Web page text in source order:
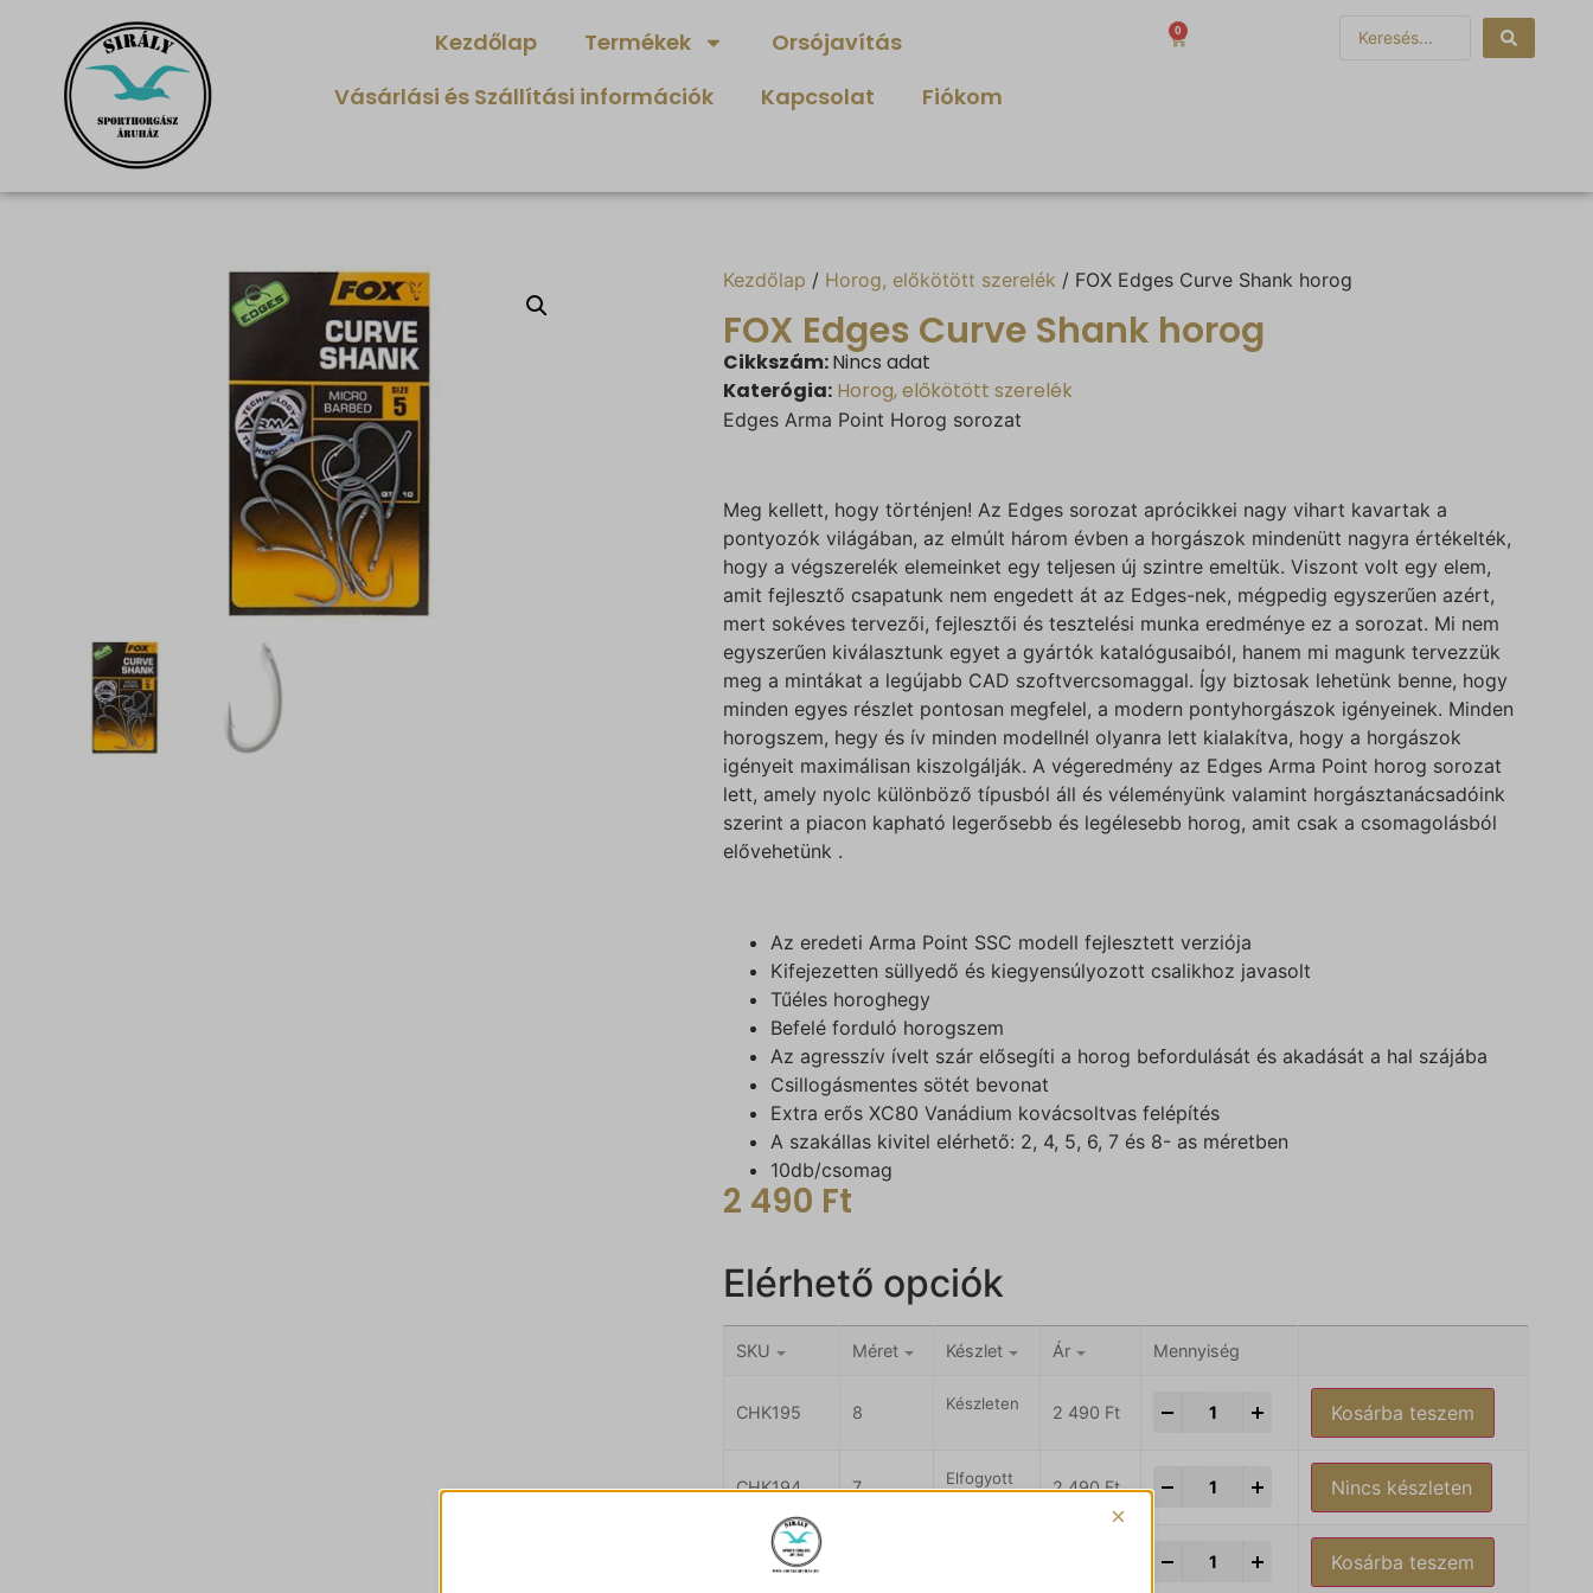
Kezdőlap Termékek
Orsójavítás
Vásárlási és Szállítási információk
Kapcsolat Fiókom
0
Kezdőlap / Horog, előkötött szerelék / FOX Edges Curve Shank horog
FOX Edges Curve Shank horog
Cikkszám:Nincs adat
Katerógia: Horog, előkötött szerelék
Edges Arma Point Horog sorozat
Meg kellett, hogy történjen! Az Edges sorozat aprócikkei nagy vihart kavartak a
pontyozók világában, az elmúlt három évben a horgászok mindenütt nagyra értékelték,
hogy a végszerelék elemeinket egy teljesen új szintre emeltük. Viszont volt egy elem,
amit fejlesztő csapatunk nem engedett át az Edges-nek, mégpedig egyszerűen azért,
mert sokéves tervezői, fejlesztői és tesztelési munka eredménye ez a sorozat. Mi nem
egyszerűen kiválasztunk egyet a gyártók katalógusaiból, hanem mi magunk tervezzük
meg a mintákat a legújabb CAD szoftvercsomaggal. Így biztosak lehetünk benne, hogy
minden egyes részlet pontosan megfelel, a modern pontyhorgászok igényeinek. Minden
horogszem, hegy és ív minden modellnél olyanra lett kialakítva, hogy a horgászok
igényeit maximálisan kiszolgálják. A végeredmény az Edges Arma Point horog sorozat
lett, amely nyolc különböző típusból áll és véleményünk valamint horgásztanácsadóink
szerint a piacon kapható legerősebb és legélesebb horog, amit csak a csomagolásból
elővehetünk .
Az eredeti Arma Point SSC modell fejlesztett verziója
Kifejezetten süllyedő és kiegyensúlyozott csalikhoz javasolt
Tűéles horoghegy
Befelé forduló horogszem
Az agresszív ívelt szár elősegíti a horog befordulását és akadását a hal szájába
Csillogásmentes sötét bevonat
Extra erős XC80 Vanádium kovácsoltvas felépítés
A szakállas kivitel elérhető: 2, 4, 5, 6, 7 és 8- as méretben
10db/csomag
2 490 Ft
Elérhető opciók
SKU Méret Készlet Ár Mennyiség
CHK195 8 Készleten 2 490 Ft
- Kosárba teszem
CHK194 7 Elfogyott 2 490Ft
- Nincs készleten
CHK193 Kosárba teszem
×